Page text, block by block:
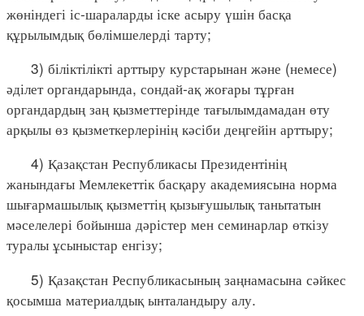
жөніндегі іс-шараларды іске асыру үшін басқа
құрылымдық бөлімшелерді тарту;
3) біліктілікті арттыру курстарынан және (немесе)
әділет органдарында, сондай-ақ жоғары тұрған
органдардың заң қызметтерінде тағылымдамадан өту
арқылы өз қызметкерлерінің кәсіби деңгейін арттыру;
4) Қазақстан Республикасы Президентінің
жанындағы Мемлекеттік басқару академиясына норма
шығармашылық қызметтің қызығушылық танытатын
мәселелері бойынша дәрістер мен семинарлар өткізу
туралы ұсыныстар енгізу;
5) Қазақстан Республикасының заңнамасына сәйкес
қосымша материалдық ынталандыру алу.